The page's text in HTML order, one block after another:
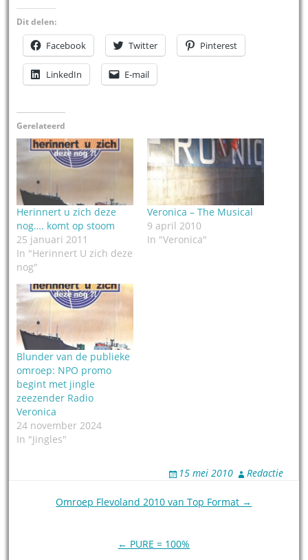
Dit delen:
Facebook Twitter Pinterest
LinkedIn E-mail
Gerelateerd
Herinnert u zich deze
nog…. komt op stoom
25 januari 2011
In "Herinnert U zich deze
nog"
Veronica – The Musical
9 april 2010
In "Veronica"
Blunder van de publieke
omroep: NPO promo
begint met jingle
zeezender Radio
Veronica
24 november 2024
In "Jingles"
15 mei 2010 Redactie
Omroep Flevoland 2010 van Top Format →
← PURE = 100%